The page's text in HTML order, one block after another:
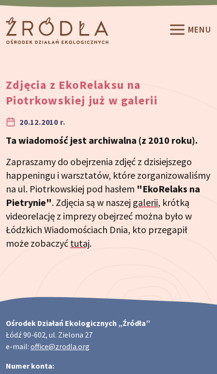
Przeskocz do treści
MENU
Zdjęcia z EkoRelaksu na
Piotrkowskiej już w galerii
20.12.2010 r.
Ta wiadomość jest archiwalna (z 2010 roku).
Zapraszamy do obejrzenia zdjęć z dzisiejszego
happeningu i warsztatów, które zorganizowaliśmy
na ul. Piotrkowskiej pod hasłem "EkoRelaks na
Pietrynie". Zdjęcia są w naszej galerii, krótką
videorelację z imprezy obejrzeć można było w
Łódzkich Wiadomościach Dnia, kto przegapił
może zobaczyć tutaj.
Ośrodek Działań Ekologicznych „Źródła”
Łódź 90-602, ul. Zielona 27
e-mail: office@zrodla.org
Numer konta: